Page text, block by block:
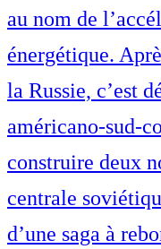
au nom de
énergétique.
la Russie, c’est
américano-sud-
construire deux
centrale
d’une saga à